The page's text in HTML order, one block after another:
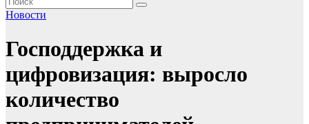
Новости
Господдержка и
цифровизация: выросло
количество